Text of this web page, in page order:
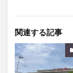
関連する記事